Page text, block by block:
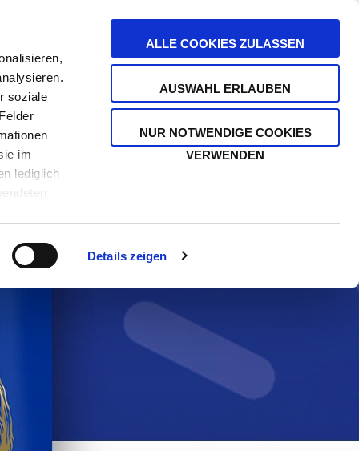
soziale
im
lediglich
Details zeigen
ALLE COOKIES ZULASSEN
AUSWAHL ERLAUBEN
NUR NOTWENDIGE COOKIES
VERWENDEN
MEIN
ÄNDERN